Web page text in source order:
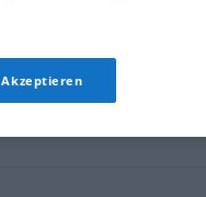
Akzeptieren